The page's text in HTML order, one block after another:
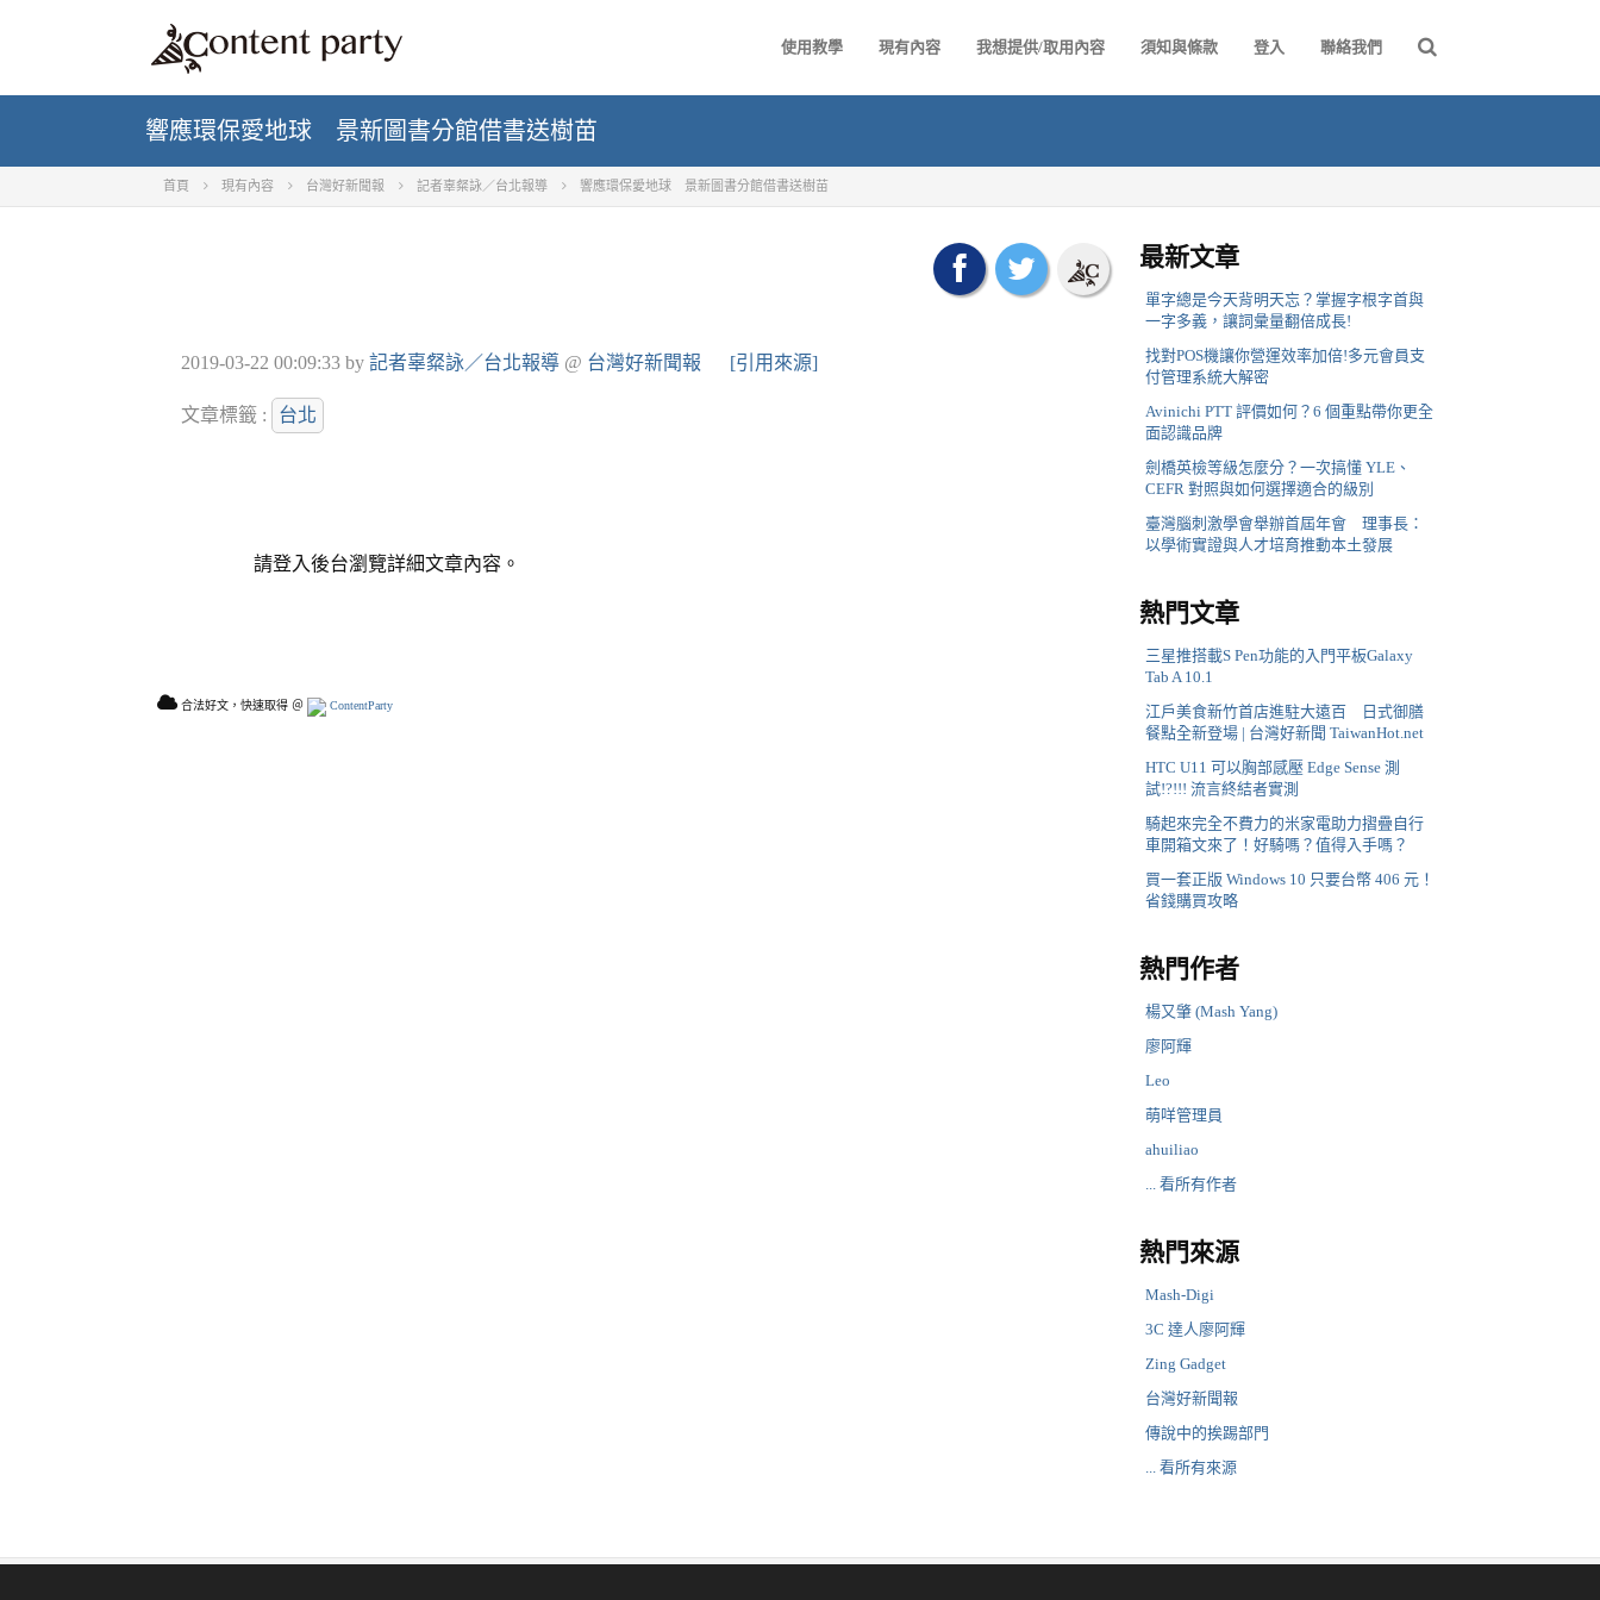
使用教學 現有內容 我想提供/取用內容 須知與條款 登入 聯絡我們
響應環保愛地球 景新圖書分館借書送樹苗
首頁 現有內容 台灣好新聞報 記者辜粲詠／台北報導 響應環保愛地球 景新圖書分館借書送樹苗
2019-03-22 00:09:33 by 記者辜粲詠／台北報導 @ 台灣好新聞報 [引用來源]
文章標籤 : 台北
請登入後台瀏覽詳細文章內容。
合法好文，快速取得 ＠ ContentParty
最新文章
單字總是今天背明天忘？掌握字根字首與
一字多義，讓詞彙量翻倍成長!
找對POS機讓你營運效率加倍!多元會員支
付管理系統大解密
Avinichi PTT 評價如何？6 個重點帶你更全
面認識品牌
劍橋英檢等級怎麼分？一次搞懂 YLE、
CEFR 對照與如何選擇適合的級別
臺灣腦刺激學會舉辦首屆年會 理事長：
以學術實證與人才培育推動本土發展
熱門文章
三星推搭載S Pen功能的入門平板Galaxy
Tab A 10.1
江戶美食新竹首店進駐大遠百 日式御膳
餐點全新登場 | 台灣好新聞 TaiwanHot.net
HTC U11 可以胸部感壓 Edge Sense 測
試!?!!! 流言終結者實測
騎起來完全不費力的米家電助力摺疊自行
車開箱文來了！好騎嗎？值得入手嗎？
買一套正版 Windows 10 只要台幣 406 元！
省錢購買攻略
熱門作者
楊又肇 (Mash Yang)
廖阿輝
Leo
萌咩管理員
ahuiliao
... 看所有作者
熱門來源
Mash-Digi
3C 達人廖阿輝
Zing Gadget
台灣好新聞報
傳說中的挨踢部門
... 看所有來源